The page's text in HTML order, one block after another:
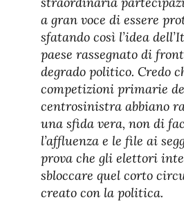
a gran voce di essere
sfatando così l’idea
paese rassegnato di
degrado politico. Credo
competizioni primarie
centrosinistra abbiano
una sfida vera, non di
l’affluenza e le file ai
prova che gli elettori
sbloccare quel corto
creato con la politica.